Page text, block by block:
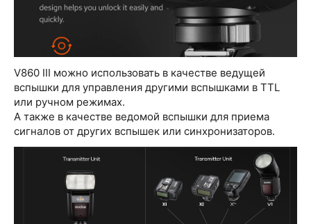
V860 III можно использовать в качестве ведущей
вспышки для управления другими вспышками в TTL
или ручном режимах.
А также в качестве ведомой вспышки для приема
сигналов от других вспышек или синхронизаторов.